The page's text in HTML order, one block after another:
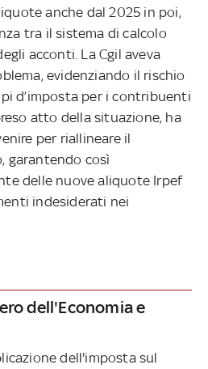
anche dal 2025 in poi,
tra il sistema di calcolo
acconti. La Cgil aveva
evidenziando il rischio
d’imposta per i contribuenti
atto della situazione, ha
per riallineare il
garantendo così
delle nuove aliquote Irpef
indesiderati nei
dell'Economia e
dell'imposta sul